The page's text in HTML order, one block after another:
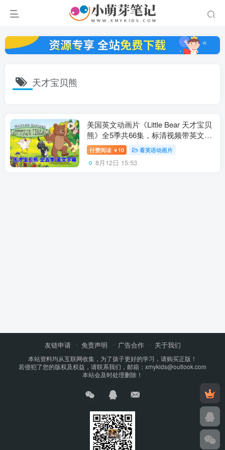
天才宝贝熊
美国英文动画片《Little Bear 天才宝贝
熊》全5季共66集，标清视频带英文字
幕，带配套音频MP3，百度云网盘下
载！
付费阅读 ￥ 10 看英语动画片
8月12日 15:53
友链申请 免责声明 广告合作 关于我们
本站资料均从互联网收集，为了孩子更好的学习，请购买正版！
若侵犯了您的版权及权益，请联系我们，邮箱：xmykids@outlook.com
本站会及时处理删除！